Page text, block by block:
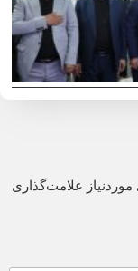
علامت‌گذاری